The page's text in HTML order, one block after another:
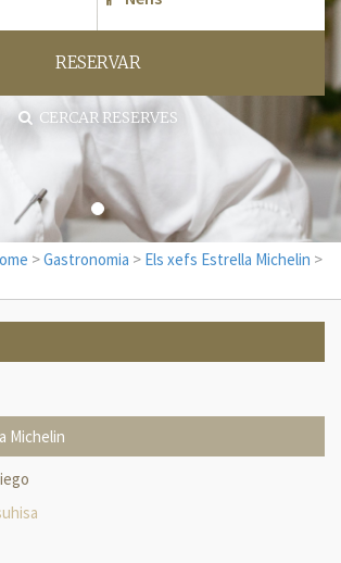
RESERVAR
CERCAR RESERVES
>Gastronomia > Els xefs Estrella Michelin >
Michelin